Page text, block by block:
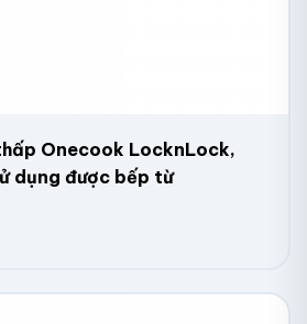
Onecook LocknLock,
dụng được bếp từ